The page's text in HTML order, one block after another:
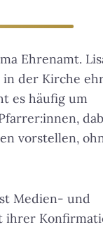
Ehrenamt.
in der Kirche
es häufig um
vorstellen,
Medien- und
ihrer